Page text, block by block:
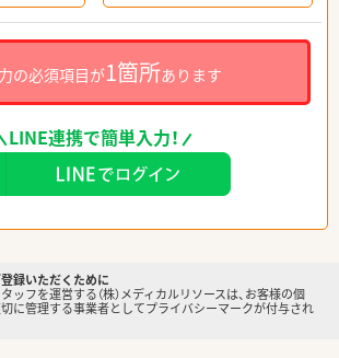
の必須項目が1箇所あります
LINE連携で簡単入力！
録いただくために
ッフを運営する（株）メディカルリソースは、お客様の個
に管理する事業者としてプライバシーマークが付与され